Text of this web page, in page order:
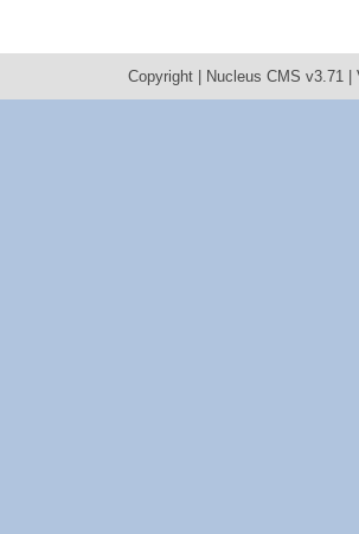
Copyright | Nucleus CMS v3.71